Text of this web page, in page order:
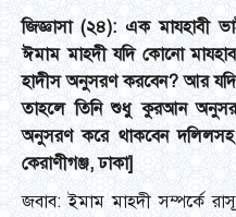
জিজ্ঞাসা (২৪): এক মাযহাবী
ঈমাম মাহদী যদি কোনো
হাদীস অনুসরণ করবেন? আর যদি
তাহলে তিনি শুধু কুরআন
অনুসরণ করে থাকবেন দলিলসহ
কেরাণীগঞ্জ, ঢাকা]
জবাব: ইমাম মাহদী সম্পর্কে